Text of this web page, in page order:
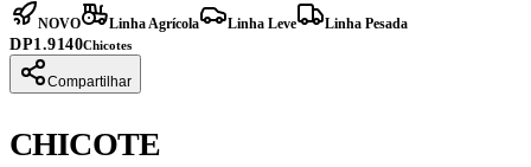
NOVO Linha Agrícola Linha Leve Linha Pesada
DP1.9140Chicotes
Compartilhar
CHICOTE